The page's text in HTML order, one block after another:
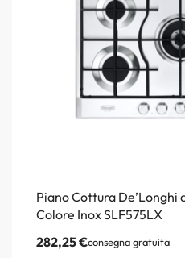
Piano Cottura De’Longhi
Colore Inox SLF575LX
282,25€consegna gratuita